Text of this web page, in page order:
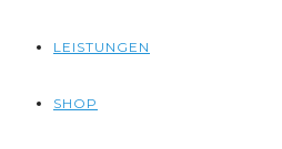
LEISTUNGEN
SHOP